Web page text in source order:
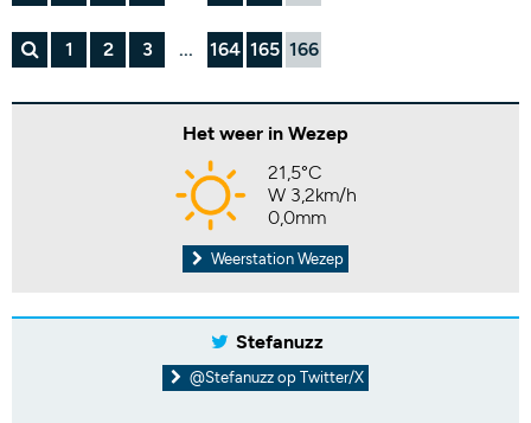
1 2 3 ... 164 165 166
Het weer in Wezep
21,5°C
W 3,2km/h
0,0mm
Weerstation Wezep
Stefanuzz
@Stefanuzz op Twitter/X